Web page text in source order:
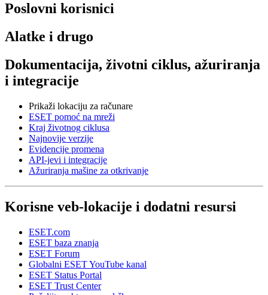
Poslovni korisnici
Alatke i drugo
Dokumentacija, životni ciklus, ažuriranja
i integracije
Prikaži lokaciju za računare
ESET pomoć na mreži
Kraj životnog ciklusa
Najnovije verzije
Evidencije promena
API-jevi i integracije
Ažuriranja mašine za otkrivanje
Korisne veb-lokacije i dodatni resursi
ESET.com
ESET baza znanja
ESET Forum
Globalni ESET YouTube kanal
ESET Status Portal
ESET Trust Center